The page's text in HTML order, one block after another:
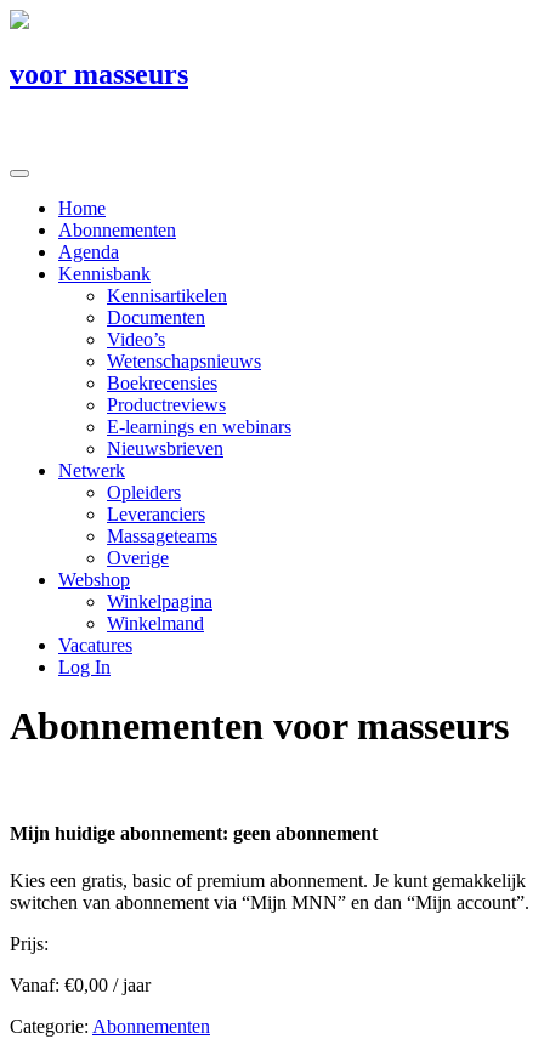
voor masseurs
Home
Abonnementen
Agenda
Kennisbank
Kennisartikelen
Documenten
Video’s
Wetenschapsnieuws
Boekrecensies
Productreviews
E-learnings en webinars
Nieuwsbrieven
Netwerk
Opleiders
Leveranciers
Massageteams
Overige
Webshop
Winkelpagina
Winkelmand
Vacatures
Log In
Abonnementen voor masseurs
Mijn huidige abonnement: geen abonnement
Kies een gratis, basic of premium abonnement. Je kunt gemakkelijk
switchen van abonnement via “Mijn MNN” en dan “Mijn account”.
Prijs:
Vanaf: €0,00 / jaar
Categorie: Abonnementen